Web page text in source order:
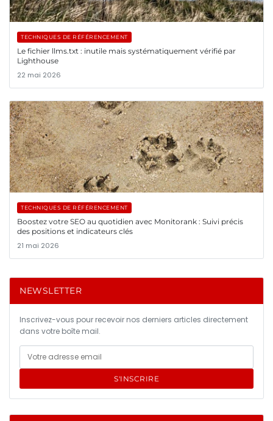
TECHNIQUES DE RÉFÉRENCEMENT
Le fichier llms.txt : inutile mais systématiquement vérifié par
Lighthouse
22 mai 2026
TECHNIQUES DE RÉFÉRENCEMENT
Boostez votre SEO au quotidien avec Monitorank : Suivi précis
des positions et indicateurs clés
21 mai 2026
NEWSLETTER
Inscrivez-vous pour recevoir nos derniers articles directement
dans votre boîte mail.
S'INSCRIRE